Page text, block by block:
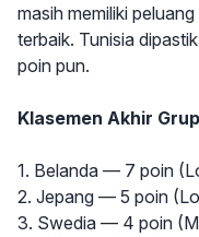
masih memiliki
terbaik. Tunisia
poin pun.
Klasemen Akhir
1. Belanda — 7 poin
2. Jepang — 5 poin
3. Swedia — 4 poin